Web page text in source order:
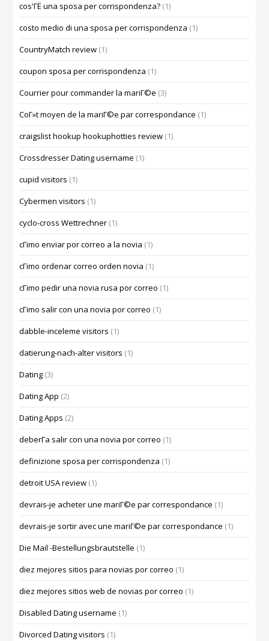
cos'ГЁ una sposa per corrispondenza? (1)
costo medio di una sposa per corrispondenza (1)
CountryMatch review (1)
coupon sposa per corrispondenza (1)
Courrier pour commander la mariГ©e (3)
CoГ»t moyen de la mariГ©e par correspondance (1)
craigslist hookup hookuphotties review (1)
Crossdresser Dating username (1)
cupid visitors (1)
Cybermen visitors (1)
cyclo-cross Wettrechner (1)
cГіmo enviar por correo a la novia (1)
cГіmo ordenar correo orden novia (1)
cГіmo pedir una novia rusa por correo (1)
cГіmo salir con una novia por correo (1)
dabble-inceleme visitors (1)
datierung-nach-alter visitors (1)
Dating (3)
Dating App (2)
Dating Apps (2)
deberГ­a salir con una novia por correo (1)
definizione sposa per corrispondenza (1)
detroit USA review (1)
devrais-je acheter une mariГ©e par correspondance (1)
devrais-je sortir avec une mariГ©e par correspondance (1)
Die Mail -Bestellungsbrautstelle (1)
diez mejores sitios para novias por correo (1)
diez mejores sitios web de novias por correo (1)
Disabled Dating username (1)
Divorced Dating visitors (1)